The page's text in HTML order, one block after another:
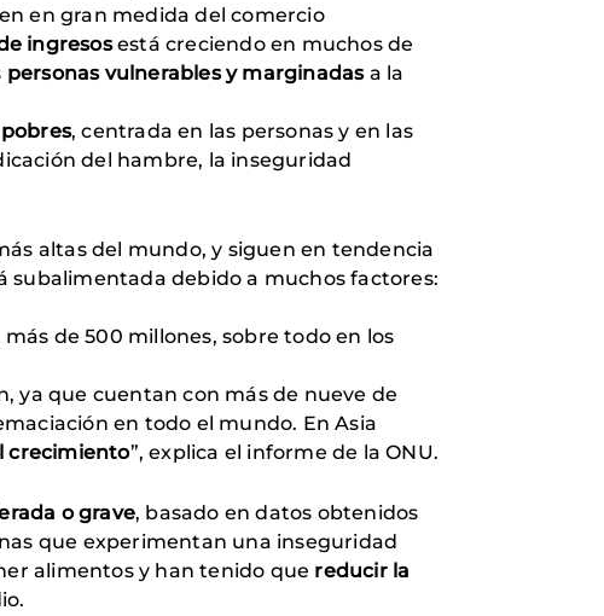
en gran medida del comercio
ingresosestá creciendo en muchos de
personas vulnerables y marginadasa la
, centrada en las personas y en las
del hambre, la inseguridad
altas del mundo, y siguen en tendencia
subalimentada debido a muchos factores:
más de 500 millones, sobre todo en los
ya que cuentan con más de nueve de
en todo el mundo. En Asia
crecimiento”, explica el informe de la ONU.
o grave, basado en datos obtenidos
que experimentan una inseguridad
alimentos y han tenido que reducir la